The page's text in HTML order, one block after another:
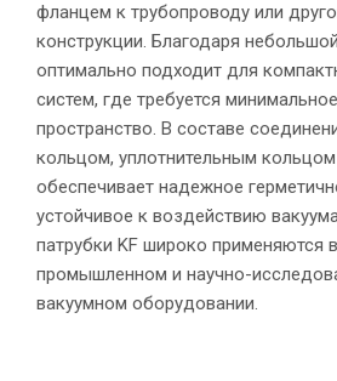
фланцем к трубопроводу или
конструкции. Благодаря
оптимально подходит для
систем, где требуется
пространство. В составе
кольцом, уплотнительным
обеспечивает надежное
устойчивое к воздействию
патрубки KF широко применяются
промышленном и научно-
вакуумном оборудовании.